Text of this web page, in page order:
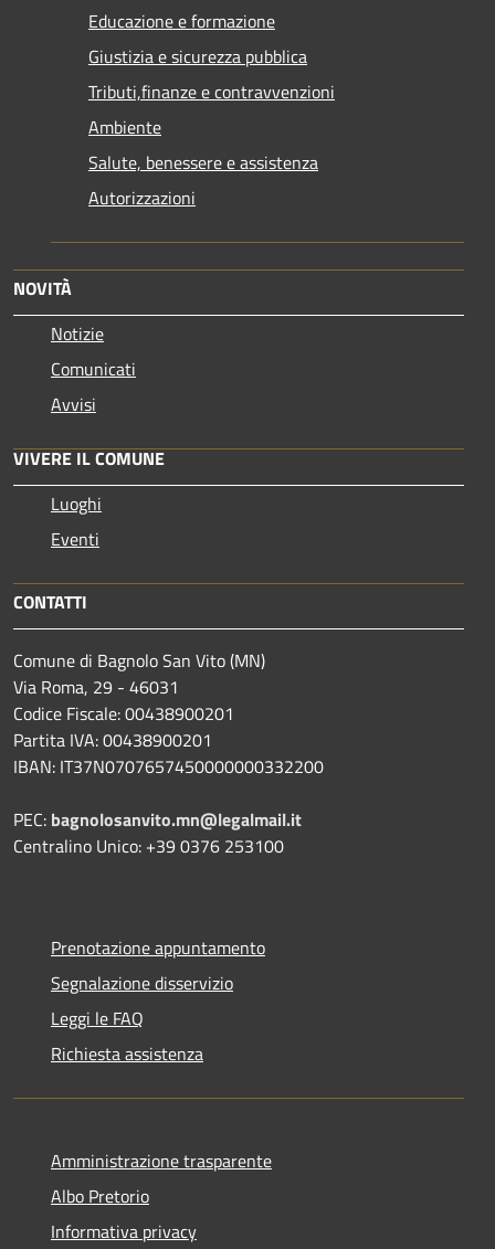
Educazione e formazione
Giustizia e sicurezza pubblica
Tributi,finanze e contravvenzioni
Ambiente
Salute, benessere e assistenza
Autorizzazioni
NOVITÀ
Notizie
Comunicati
Avvisi
VIVERE IL COMUNE
Luoghi
Eventi
CONTATTI
Comune di Bagnolo San Vito (MN)
Via Roma, 29 - 46031
Codice Fiscale: 00438900201
Partita IVA: 00438900201
IBAN: IT37N0707657450000000332200
PEC: bagnolosanvito.mn@legalmail.it
Centralino Unico: +39 0376 253100
Prenotazione appuntamento
Segnalazione disservizio
Leggi le FAQ
Richiesta assistenza
Amministrazione trasparente
Albo Pretorio
Informativa privacy